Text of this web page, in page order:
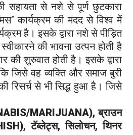
सहायता से नशे से पूर्ण छुटकारा
कार्यक्रम की मदद से विश्व में
है। इसके द्वारा नशे से पीड़ित
की भावना उत्पन होती है
शुरुवात होती है। इसके द्वारा
जिसे वह व्यक्ति और समाज बुरी
रिसर्च से भी सिद्ध हुआ है। जिसे
MARIJUANA), ब्राउन
टॅब्लेट्स, सिलोचन, थिनर